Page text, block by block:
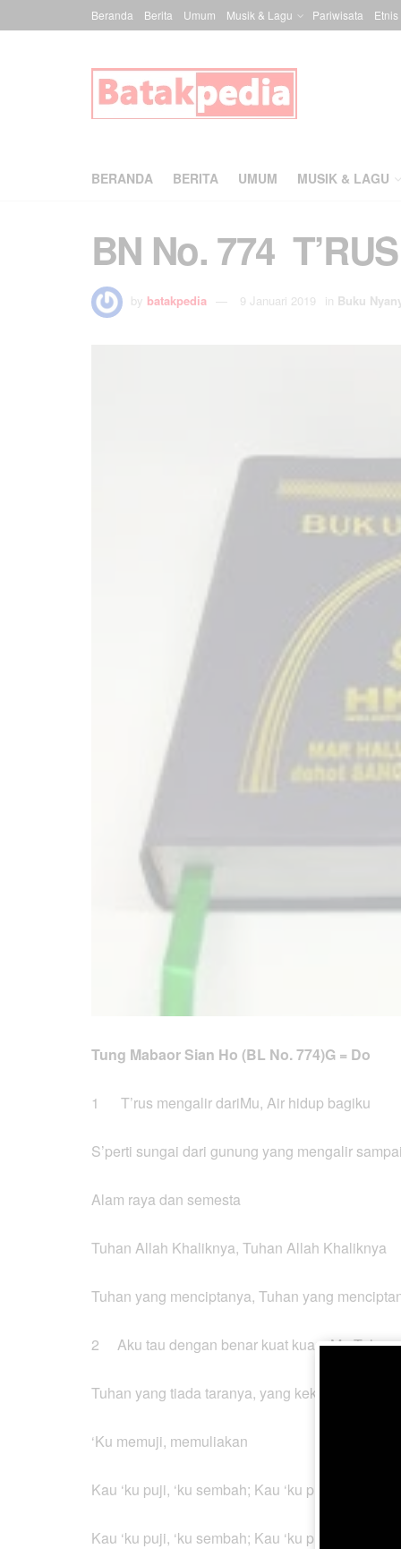
Beranda Berita Umum Musik & Lagu Pariwisata Etnis
BERANDA BERITA UMUM MUSIK & LAGU
BN No. 774
by batakpedia 9 Januari 2019 in Buku
Tung Mabaor Sian Ho (BL No. 774)G =
1 T’rus mengalir dariMu, Air hidup bagiku
S’perti sungai dari gunung yang mengalir
Alam raya dan semesta
Tuhan Allah Khaliknya, Tuhan Allah Khaliknya
Tuhan yang menciptanya, Tuhan yang
2 Aku tau dengan benar kuat kuasaMu Tuhan
Tuhan yang tiada taranya, yang kekal dan maha
‘Ku memuji, memuliakan
Kau ‘ku puji, ‘ku sembah; Kau ‘ku puji, ‘ku sembah
Kau ‘ku puji, ‘ku sembah; Kau ‘ku puji, ‘ku sembah